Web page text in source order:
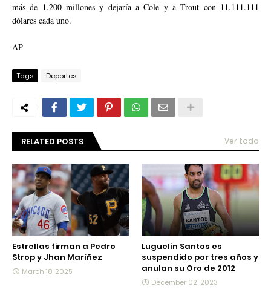
más de 1.200 millones y dejaría a Cole y a Trout con 11.111.111
dólares cada uno.
AP
Tags Deportes
RELATED POSTS Ver todo
Estrellas firman a Pedro
Strop y Jhan Maríñez
March 18, 2025
Luguelín Santos es
suspendido por tres años y
anulan su Oro de 2012
December 02, 2023